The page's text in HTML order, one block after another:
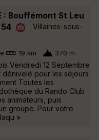
: Bouffémont St Leu
54
Villaines-sous-
19 km 370 m
Vendredi 12 Septembre
dénivelé pour les séjours
Toutes les
du Rando Club
animateurs, puis
groupe. Pour votre
»